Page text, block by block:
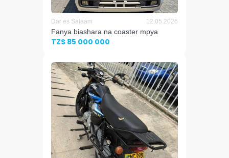
Dar es Salaam 12.05.2026
Fanya biashara na coaster mpya
TZS 85 000 000